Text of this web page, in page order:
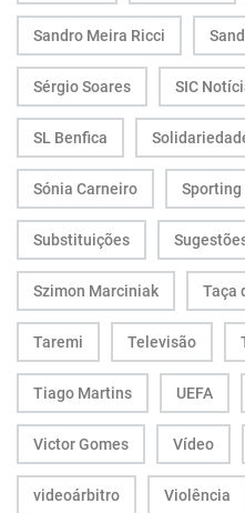
Sandro Meira Ricci
Sérgio Soares SIC
SL Benfica
Sónia Carneiro Sporting
Substituições
Szimon Marciniak Taça
Taremi Televisão
Tiago Martins UEFA
Victor Gomes Vídeo
videoárbitro Violência